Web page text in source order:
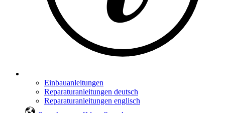
Einbauanleitungen
Reparaturanleitungen deutsch
Reparaturanleitungen englisch